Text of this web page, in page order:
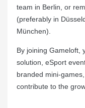
team in Berlin, or
(preferably in
München).
By joining Gameloft,
solution, eSport
branded mini-
contribute to the